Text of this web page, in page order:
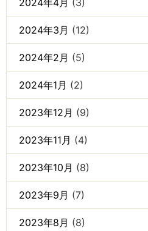
2024年3月 (12)
2024年2月 (5)
2024年1月 (2)
2023年12月 (9)
2023年11月 (4)
2023年10月 (8)
2023年9月 (7)
2023年8月 (8)